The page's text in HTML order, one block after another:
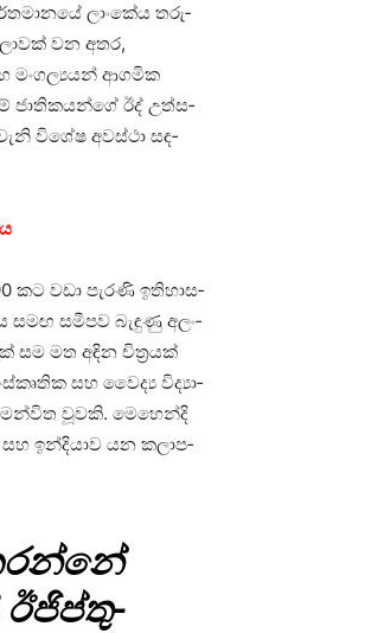
ලාංකේය තරු­
වන අතර,
මංග­ල්‍ය­යන් ආග­මික
ජාති­ක­යන්ගේ ඊද් උත්ස­
විශේෂ අවස්ථා සඳ­
කට වඩා පැරණි ඉති­හා­ස­
සමඟ සමී­පව බැඳුණු අලං­
සම මත අඳින චිත්‍ර­යක්
සහ වෛද්‍ය විද්‍යා­
වූවකි. මෙහෙන්දි
ඉන්දි­යාව යන කලා­ප­
ඊජි­ප්තු­